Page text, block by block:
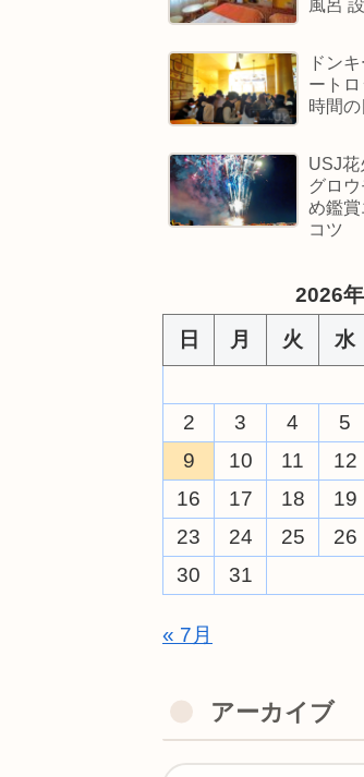
風呂
ドン
ート
時間
USJ花
グロ
め鑑
コツ
2026
日
月 火 水
2
3 4 5
9
10 11 12
16
17 18 19
23
24 25 26
30
31
« 7月
アーカイブ